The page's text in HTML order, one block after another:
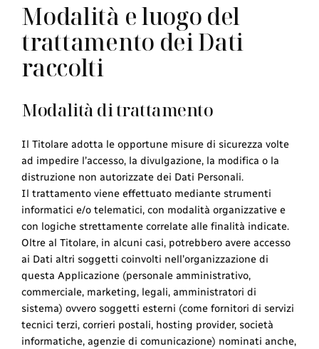
Modalità e luogo del
trattamento dei Dati
raccolti
Modalità di trattamento
Il Titolare adotta le opportune misure di sicurezza volte
ad impedire l’accesso, la divulgazione, la modifica o la
distruzione non autorizzate dei Dati Personali.
Il trattamento viene effettuato mediante strumenti
informatici e/o telematici, con modalità organizzative e
con logiche strettamente correlate alle finalità indicate.
Oltre al Titolare, in alcuni casi, potrebbero avere accesso
ai Dati altri soggetti coinvolti nell’organizzazione di
questa Applicazione (personale amministrativo,
commerciale, marketing, legali, amministratori di
sistema) ovvero soggetti esterni (come fornitori di servizi
tecnici terzi, corrieri postali, hosting provider, società
informatiche, agenzie di comunicazione) nominati anche,